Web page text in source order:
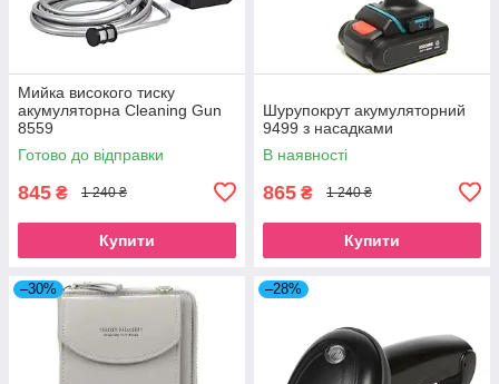
Мийка високого тиску
акумуляторна Cleaning Gun
8559
Готово до відправки
845 ₴ 1 240 ₴
Купити
Шурупокрут акумуляторний
9499 з насадками
В наявності
865 ₴ 1 240 ₴
Купити
–30% –28%